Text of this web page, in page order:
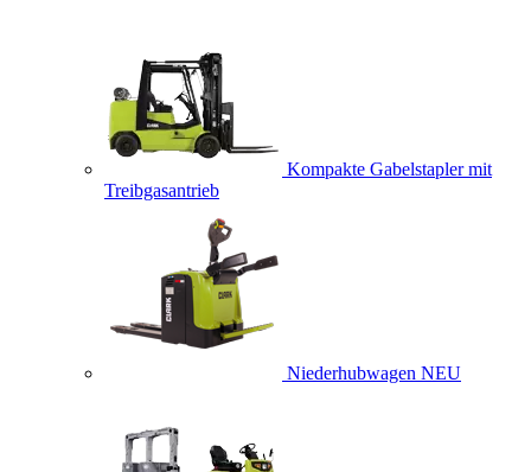
Kompakte Gabelstapler mit
Treibgasantrieb
Niederhubwagen NEU